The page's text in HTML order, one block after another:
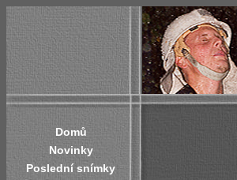
Domů
Novinky
Poslední snímky